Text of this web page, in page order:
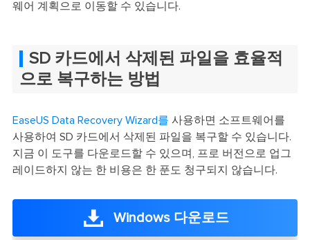
웨어 계획으로 이동할 수 있습니다.
SD 카드에서 삭제된 파일을 효율적
으로 복구하는 방법
EaseUS Data Recovery Wizard를 사용하면 소프트웨어를
사용하여 SD 카드에서 삭제된 파일을 복구할 수 있습니다.
지금 이 도구를 다운로드할 수 있으며, 프로 버전으로 업그
레이드하지 않는 한 비용은 한 푼도 청구되지 않습니다.
Windows 다운로드